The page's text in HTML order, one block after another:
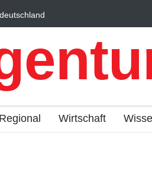
Qualitätstourismus
Regional Wirtschaft